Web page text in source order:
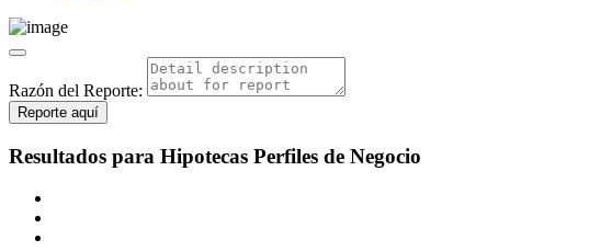
Razón del Reporte:
Reporte aquí
Resultados para Hipotecas Perfiles de Negocio